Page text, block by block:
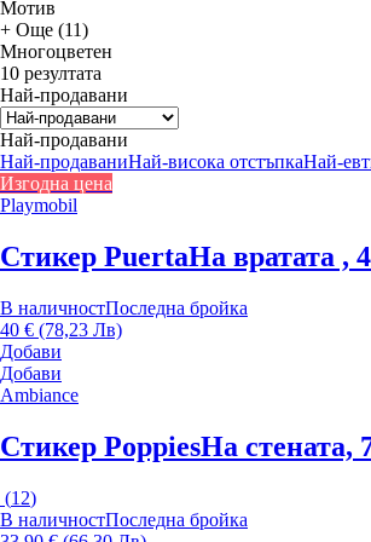
Мотив
+ Още (11)
Многоцветен
10 резултата
Най-продавани
Най-продавани
Най-продаваниНай-висока отстъпкаНай-
Изгодна цена
Playmobil
Стикер PuertaНа вратата ,
В наличностПоследна бройка
40 € (78,23 Лв)
Добави
Добави
Ambiance
Стикер PoppiesНа стената,
(12)
В наличностПоследна бройка